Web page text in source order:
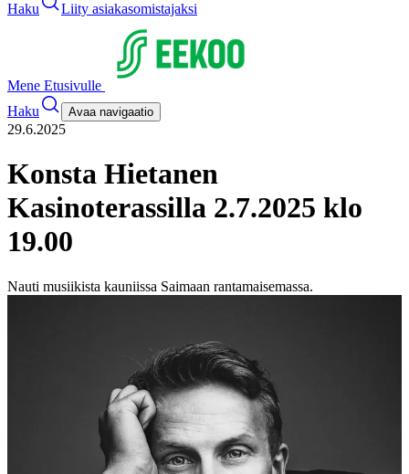
Haku Liity asiakasomistajaksi
Mene Etusivulle
Haku
Avaa navigaatio
29.6.2025
Konsta Hietanen
Kasinoterassilla 2.7.2025 klo
19.00
Nauti musiikista kauniissa Saimaan rantamaisemassa.